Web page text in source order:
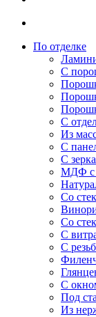
По отделке
С
С
Из
С
С
МДФ с
Со
Со
С
С
С
Под
Из